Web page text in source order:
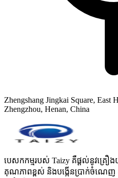
Zhengshang Jingkai Square, East
Zhengzhou, Henan, China
បេសកកម្មរបស់ Taizy គឺផ្តល់នូវគ្រឿ
គុណភាពខ្ពស់ និងបង្កើនប្រាក់ចំណេញ